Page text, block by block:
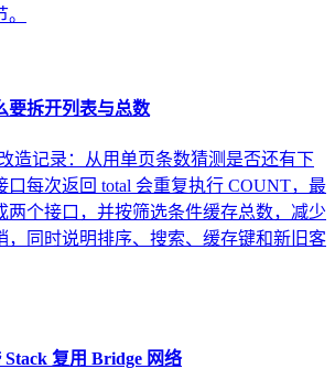
要拆开列表与总数
造记录：从用单页条数猜测是否还有下
口每次返回 total 会重复执行 COUNT，最
两个接口，并按筛选条件缓存总数，减少
，同时说明排序、搜索、缓存键和新旧客
Stack 复用 Bridge 网络